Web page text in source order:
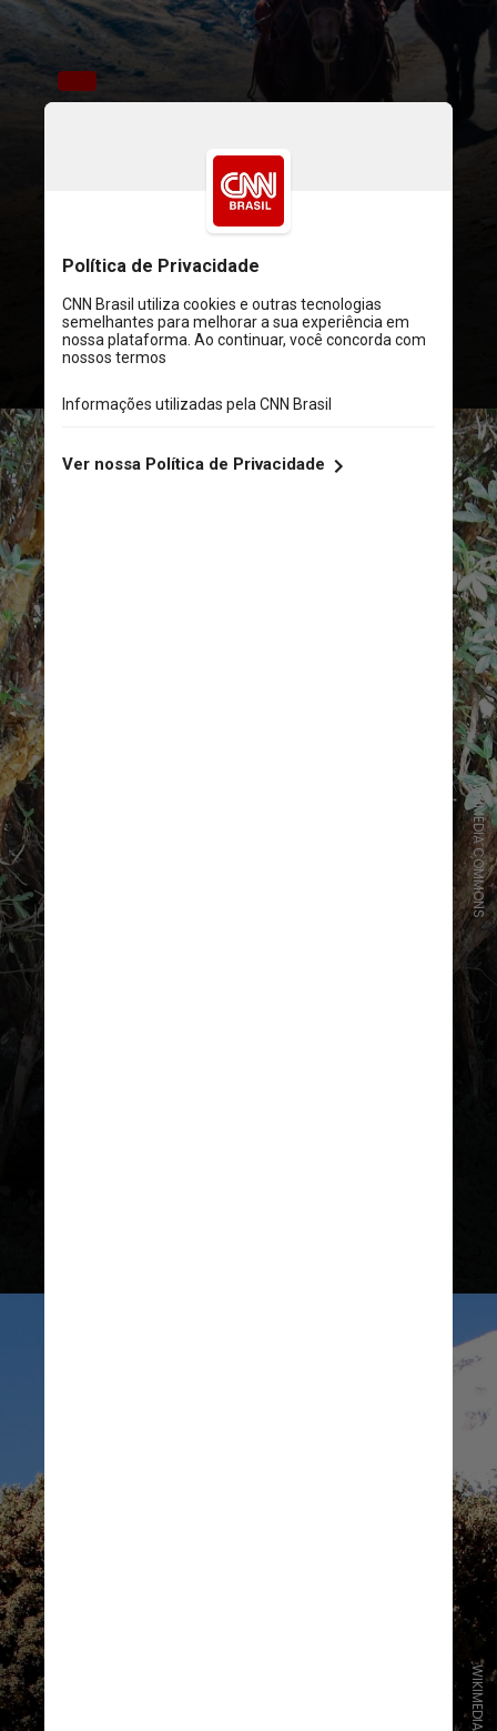
nível do mar, são as árvores de
maior altitude do mundo e são
conhecidas por absorver e reter
água das nuvens e das geleiras
derretidas dos Andes
WIKIMEDIA COMMONS